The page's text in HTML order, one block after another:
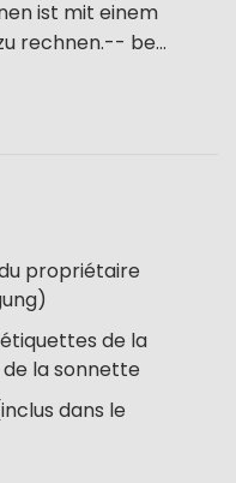
ist mit einem
rechnen.-- be...
propriétaire
de la
la sonnette
dans le